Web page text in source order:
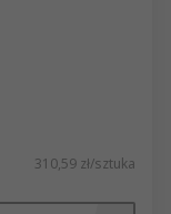
310,59 zł/sztuka